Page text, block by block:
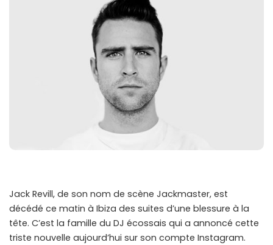
Jack Revill, de son nom de scène Jackmaster, est
décédé ce matin à Ibiza des suites d’une blessure à la
tête. C’est la famille du DJ écossais qui a annoncé cette
triste nouvelle aujourd’hui sur son compte Instagram.